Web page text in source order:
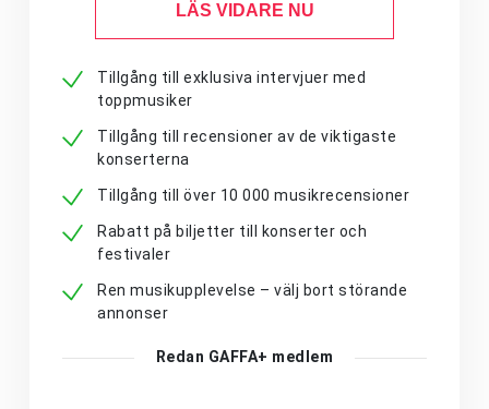
LÄS VIDARE NU
Tillgång till exklusiva intervjuer med
toppmusiker
Tillgång till recensioner av de viktigaste
konserterna
Tillgång till över 10 000 musikrecensioner
Rabatt på biljetter till konserter och
festivaler
Ren musikupplevelse – välj bort störande
annonser
Redan GAFFA+ medlem